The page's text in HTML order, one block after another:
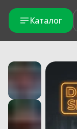
Каталог